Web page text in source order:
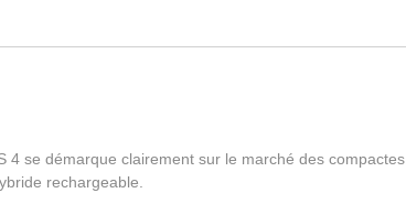
4 se démarque clairement sur le marché des compactes
rechargeable.